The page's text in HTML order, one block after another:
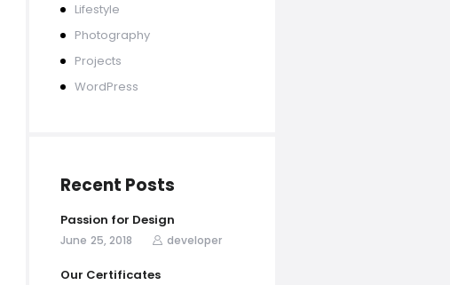
Lifestyle
Photography
Projects
WordPress
Recent Posts
Passion for Design
June 25, 2018 developer
Our Certificates